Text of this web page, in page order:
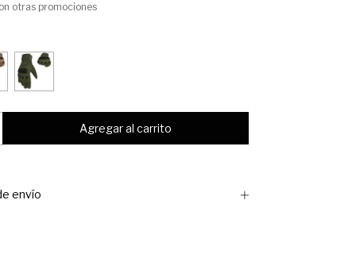
otras promociones
envío